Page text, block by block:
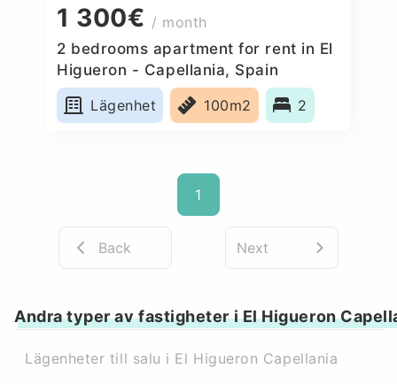
1 300€ / month
2 bedrooms apartment for rent in El
Higueron - Capellania, Spain
Lägenhet
100m2 2
1
Back Next
Andra typer av fastigheter i El Higueron
Lägenheter till salu i El Higueron Capellania